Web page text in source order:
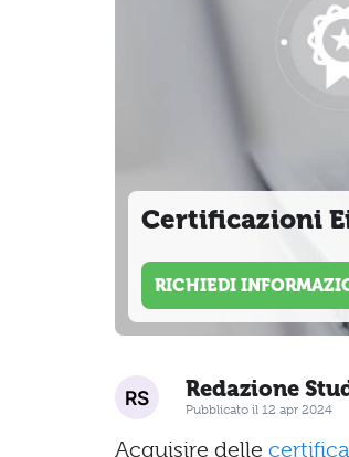
Certificazioni
RICHIEDI
Redazione
Pubblicato il 12 apr 2024
Acquisire delle